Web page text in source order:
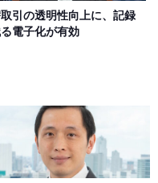
ンライン上に掲示する
、適切に取り扱うもの
引の透明性向上に、記録
電子化が有効